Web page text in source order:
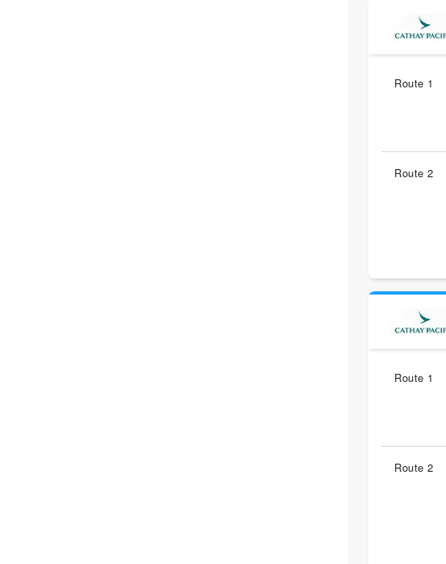
Route 1
Route 2
Route 1
Route 2